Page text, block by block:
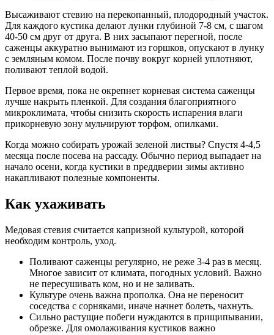
Высаживают стевию на перекопанный, плодородный участок.
Для каждого кустика делают лунки глубиной 7-8 см, с шагом
40-50 см друг от друга. В них засыпают перегной, после
саженцы аккуратно вынимают из горшков, опускают в лунку
с земляным комом. После почву вокруг корней уплотняют,
поливают теплой водой.
Первое время, пока не окрепнет корневая система саженцы
лучше накрыть пленкой. Для создания благоприятного
микроклимата, чтобы снизить скорость испарения влаги
прикорневую зону мульчируют торфом, опилками.
Когда можно собирать урожай зеленой листвы? Спустя 4-4,5
месяца после посева на рассаду. Обычно период выпадает на
начало осени, когда кустики в преддверии зимы активно
накапливают полезные компоненты.
Как ухаживать
Медовая стевия считается капризной культурой, которой
необходим контроль, уход.
Поливают саженцы регулярно, не реже 3-4 раз в месяц.
Многое зависит от климата, погодных условий. Важно
не пересушивать ком, но и не заливать.
Культуре очень важна прополка. Она не переносит
соседства с сорняками, иначе начнет болеть, чахнуть.
Сильно растущие побеги нуждаются в прищипывании,
обрезке. Для омолаживания кустиков важно